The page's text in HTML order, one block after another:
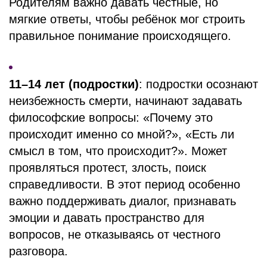
мягкие ответы, чтобы ребёнок мог строить
правильное понимание происходящего.
11–14 лет (подростки): подростки осознают
неизбежность смерти, начинают задавать
философские вопросы: «Почему это
происходит именно со мной?», «Есть ли
смысл в том, что происходит?». Может
проявляться протест, злость, поиск
справедливости. В этот период особенно
важно поддерживать диалог, признавать
эмоции и давать пространство для
вопросов, не отказываясь от честного
разговора.